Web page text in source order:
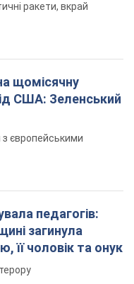
ракети, вкрай
щомісячну
США: Зеленський
з європейськими
педагогів:
загинула
її чоловік та онук